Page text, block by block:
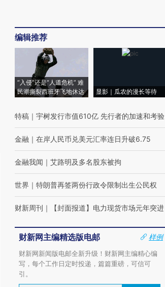
编辑推荐
“入侵”还是“人道危机” 难
民潮撕裂西班牙飞地休达
显影｜瓜农的漫长等待
特稿 ｜ 宇树发行市值610亿 先行者的加速和考验
金融 ｜ 在岸人民币兑美元汇率连日升破6.75
金融我闻 ｜ 艾路明及多名股东被拘
世界 ｜ 特朗普再签两份行政令限制出生公民权
财新周刊 ｜ 【封面报道】电力现货市场元年突进
财新网主编精选版电邮
样例
财新网新闻版电邮全新升级！财新网主编精心编
写，每个工作日定时投递，篇篇重磅，可信可
引。